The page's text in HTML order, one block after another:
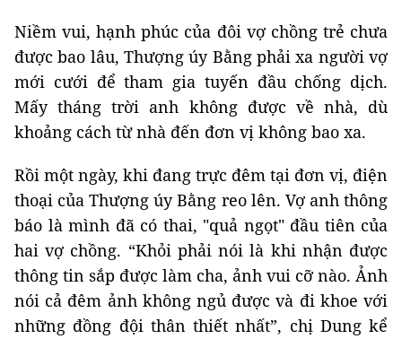
Niềm vui, hạnh phúc của đôi vợ chồng trẻ chưa
được bao lâu, Thượng úy Bằng phải xa người vợ
mới cưới để tham gia tuyến đầu chống dịch.
Mấy tháng trời anh không được về nhà, dù
khoảng cách từ nhà đến đơn vị không bao xa.
Rồi một ngày, khi đang trực đêm tại đơn vị, điện
thoại của Thượng úy Bằng reo lên. Vợ anh thông
báo là mình đã có thai, "quả ngọt" đầu tiên của
hai vợ chồng. “Khỏi phải nói là khi nhận được
thông tin sắp được làm cha, ảnh vui cỡ nào. Ảnh
nói cả đêm ảnh không ngủ được và đi khoe với
những đồng đội thân thiết nhất”, chị Dung kể